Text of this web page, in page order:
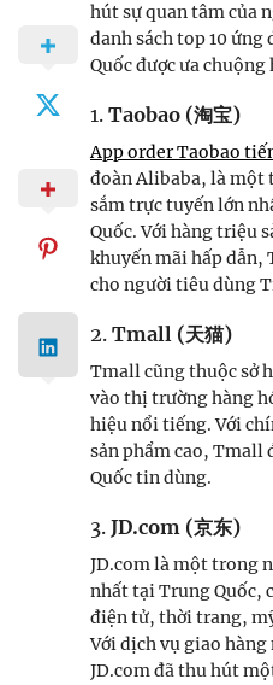
hút sự quan tâm của
danh sách top 10
Quốc được ưa chuộng
1. Taobao (淘宝)
App order Taobao
đoàn Alibaba, là một
sắm trực tuyến lớn
Quốc. Với hàng triệu
khuyến mãi hấp dẫn,
cho người tiêu dùng
2. Tmall (天猫)
Tmall cũng thuộc sở
vào thị trường hàng
hiệu nổi tiếng. Với
sản phẩm cao, Tmall
Quốc tin dùng.
3. JD.com (京东)
JD.com là một trong
nhất tại Trung Quốc,
điện tử, thời trang,
Với dịch vụ giao
JD.com đã thu hút